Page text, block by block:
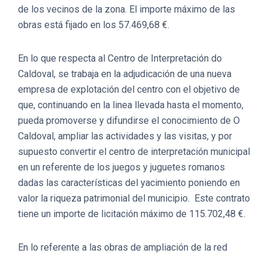
de los vecinos de la zona. El importe máximo de las
obras está fijado en los 57.469,68 €.
En lo que respecta al Centro de Interpretación do
Caldoval, se trabaja en la adjudicación de una nueva
empresa de explotación del centro con el objetivo de
que, continuando en la linea llevada hasta el momento,
pueda promoverse y difundirse el conocimiento de O
Caldoval, ampliar las actividades y las visitas, y por
supuesto convertir el centro de interpretación municipal
en un referente de los juegos y juguetes romanos
dadas las características del yacimiento poniendo en
valor la riqueza patrimonial del municipio. Este contrato
tiene un importe de licitación máximo de 115.702,48 €.
En lo referente a las obras de ampliación de la red